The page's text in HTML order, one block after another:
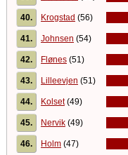
40. Krogstad (56)
41. Johnsen (54)
42. Flønes (51)
43. Lilleevjen (51)
44. Kolset(49)
45. Nervik (49)
46. Holm (47)